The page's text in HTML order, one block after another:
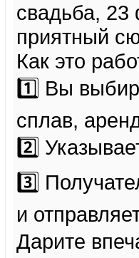
свадьба,
приятный
Как это
1️⃣ Вы
сплав,
2️⃣
3️⃣
и
Дарите